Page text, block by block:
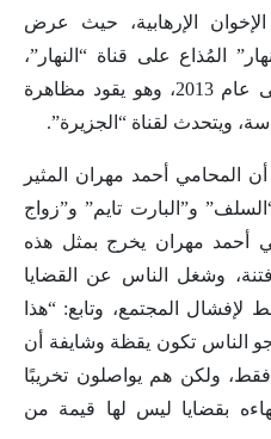
الإرهابية، حيث عرض
المُذاع على قناة “النهار”،
مقطع فيديو لـ”مهران” يعود إلى عام 2013، وهو يقود مظاهرة
ويتحدث لقناة “الجزيرة”.
المحامي أحمد مهران المثير
و”البارت تايم” و”زواج
أحمد مهران يخرج بمثل هذه
فتنة، وشغل الناس عن القضايا
لإفشال المجتمع، وتابع: “هذا
الناس تكون يقظة وشايفة أن
ولكن هم يواصلون تخريبًا
بقضايا ليس لها قيمة من